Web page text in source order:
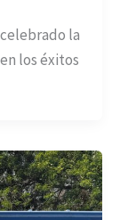
la
los éxitos